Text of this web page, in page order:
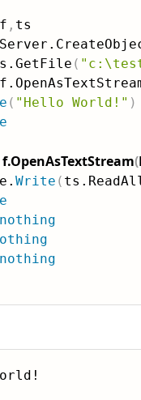
f ,
(
( "Hello World!" )
f.OpenAsTextStream(
Write (
nothing
nothing